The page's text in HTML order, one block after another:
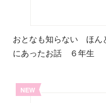
おとなも知らない ほん
にあったお話 ６年生
NEW